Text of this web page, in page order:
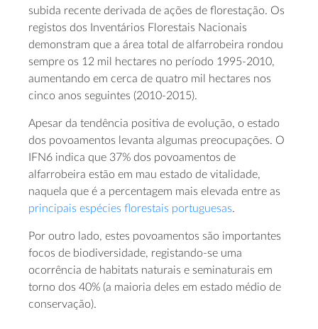
subida recente derivada de ações de florestação. Os
registos dos Inventários Florestais Nacionais
demonstram que a área total de alfarrobeira rondou
sempre os 12 mil hectares no período 1995-2010,
aumentando em cerca de quatro mil hectares nos
cinco anos seguintes (2010-2015).
Apesar da tendência positiva de evolução, o estado
dos povoamentos levanta algumas preocupações. O
IFN6 indica que 37% dos povoamentos de
alfarrobeira estão em mau estado de vitalidade,
naquela que é a percentagem mais elevada entre as
principais espécies florestais portuguesas.
Por outro lado, estes povoamentos são importantes
focos de biodiversidade, registando-se uma
ocorrência de habitats naturais e seminaturais em
torno dos 40% (a maioria deles em estado médio de
conservação).